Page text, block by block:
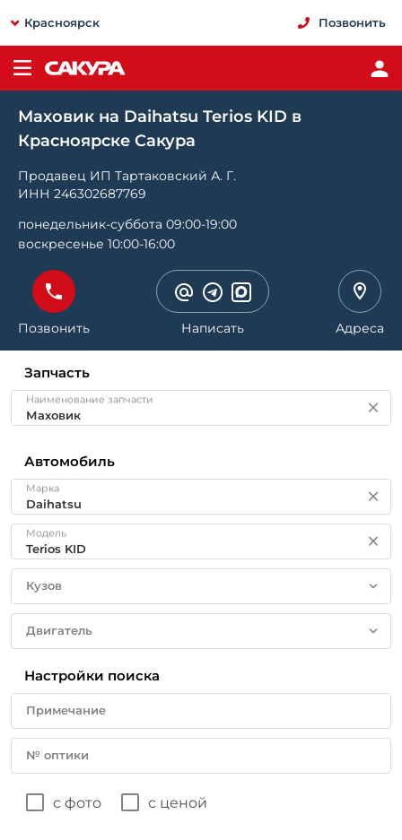
Красноярск Позвонить
Маховик на Daihatsu Terios KID в
Красноярске Сакура
Продавец ИП Тартаковский А. Г.
ИНН 246302687769
понедельник-суббота 09:00-19:00
воскресенье 10:00-16:00
Позвонить Написать Адреса
Запчасть
Наименование запчасти
Автомобиль
Марка
Модель
Кузов
Двигатель
Настройки поиска
Примечание
№ оптики
с фото с ценой